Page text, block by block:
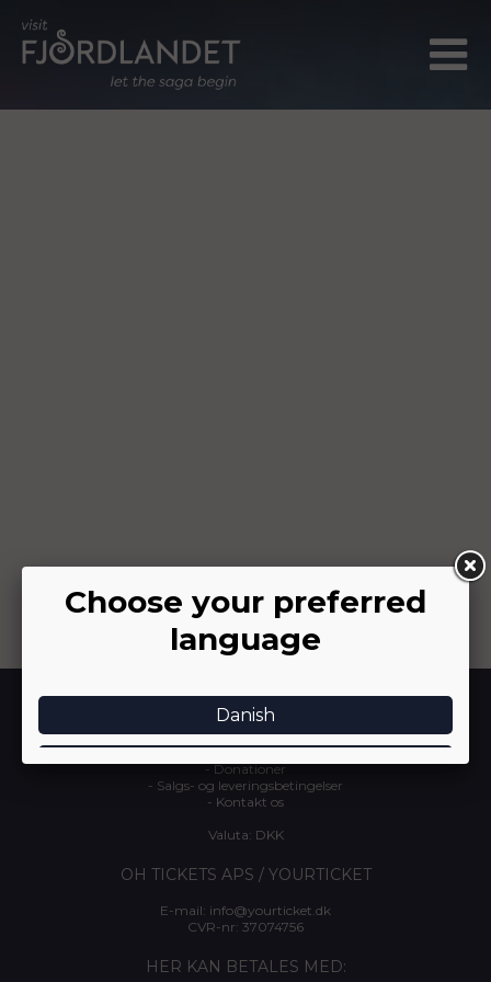
INFORMATION
-Om YourTicket
-Arrangør login
-Donationer
- Salgs- og leveringsbetingelser
- Kontakt os
Valuta: DKK
OH TICKETS APS / YOURTICKET
E-mail: info@yourticket.dk
CVR-nr: 37074756
HER KAN BETALES MED: